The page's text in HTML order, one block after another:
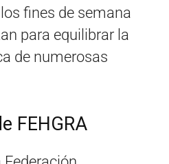
fines de semana
para equilibrar la
de numerosas
FEHGRA